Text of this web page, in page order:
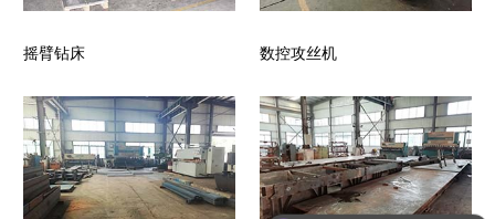
摇臂钻床 数控攻丝机